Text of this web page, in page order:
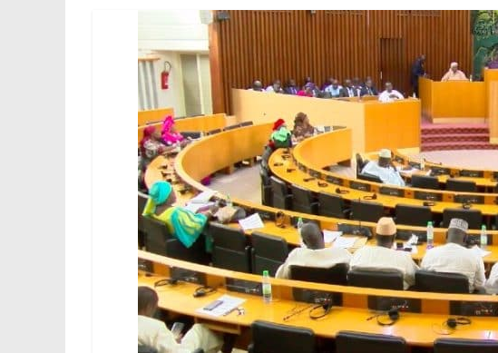
exportations de cuivre et de cobalt
concentrés pour valoriser sa
production